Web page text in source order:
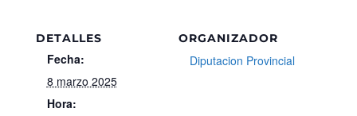
DETALLES
Fecha:
8 marzo 2025
Hora:
ORGANIZADOR
Diputacion Provincial